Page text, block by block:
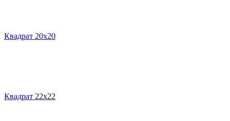
Квадрат 20х20
Квадрат 22х22